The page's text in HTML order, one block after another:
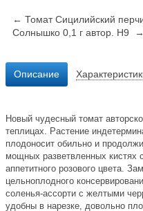
← Томат Сицилийский
Солнышко 0,1 г автор. Н9 →
Описание
Новый чудесный томат
теплицах. Растение
плодоносит обильно и
мощных разветвленных кистях
аппетитного розового цвета.
цельноплодного
соленья-ассорти с желтыми
удобны в нарезке, довольно